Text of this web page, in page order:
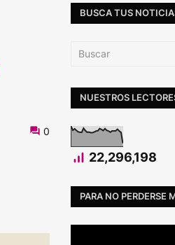
0
BUSCA TUS
NUESTROS
22,296,198
PARA NO PERDERSE